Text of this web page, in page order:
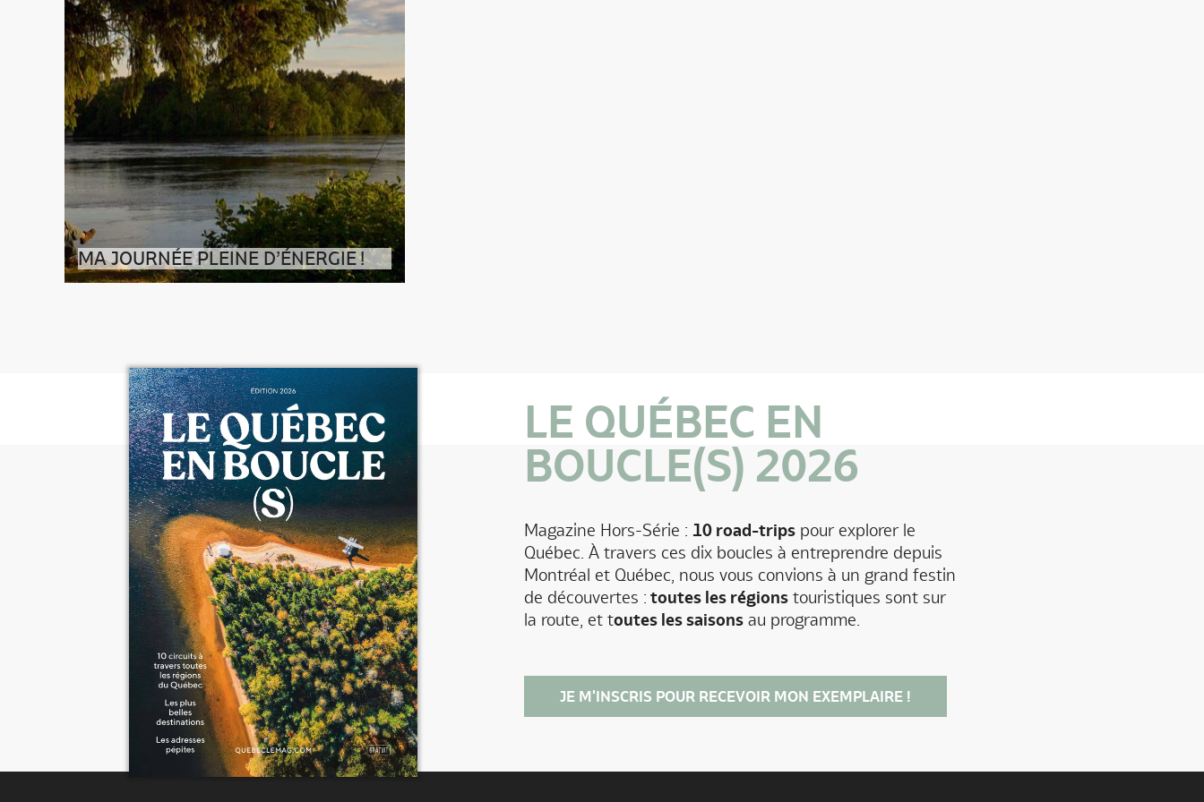
MA JOURNÉE PLEINE D’ÉNERGIE !
LE QUÉBEC EN
BOUCLE(S) 2026
Magazine Hors-Série : 10 road-tripspour explorer le
Québec. À travers ces dix boucles à entreprendre depuis
Montréal et Québec, nous vous convions à un grand festin
de découvertes : toutes les régionstouristiques sont sur
la route, et toutes les saisonsau programme.
JE M'INSCRIS POUR RECEVOIR MON EXEMPLAIRE !